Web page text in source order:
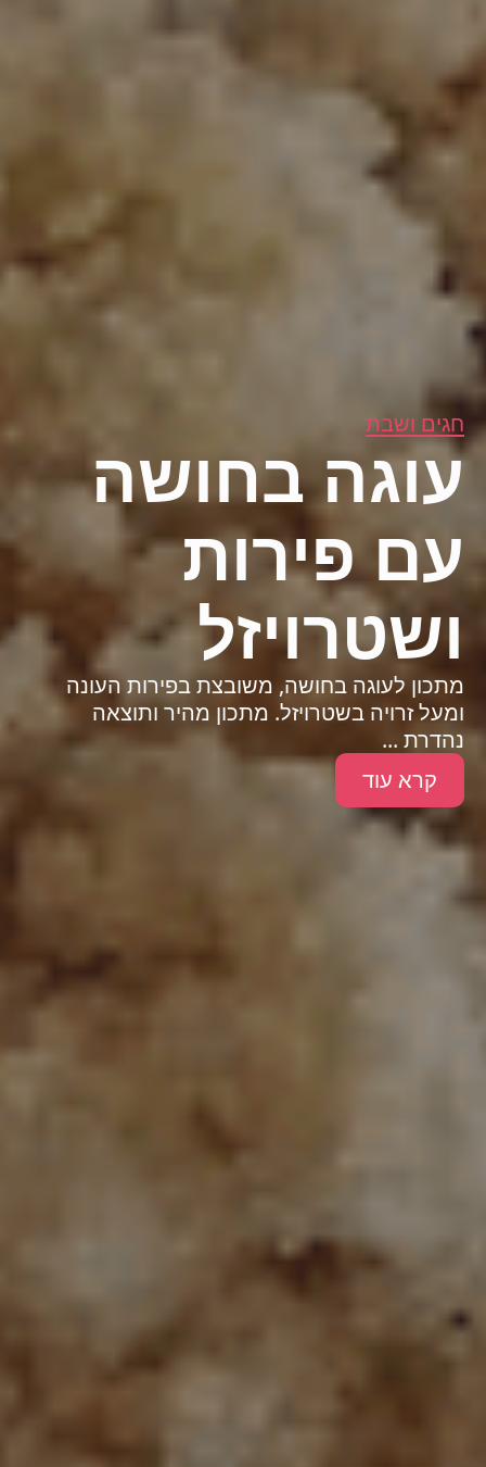
חגים ושבת
עוגה בחושה
עם פירות
ושטרויזל
מתכון לעוגה בחושה, משובצת בפירות העונה
ומעל זרויה בשטרויזל. מתכון מהיר ותוצאה
נהדרת ...
קרא עוד